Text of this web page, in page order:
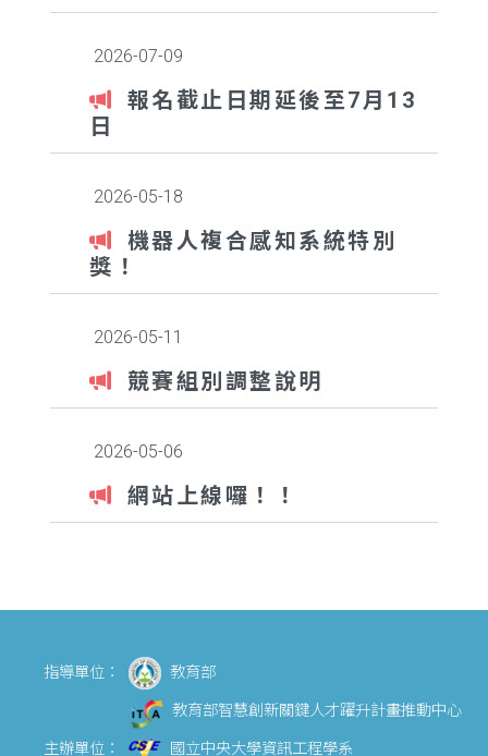
2026-07-09
報名截止日期延後至7月13
日
2026-05-18
機器人複合感知系統特別
獎！
2026-05-11
競賽組別調整說明
2026-05-06
網站上線囉！！
指導單位： 教育部
教育部智慧創新關鍵人才躍升計畫推動中心
主辦單位： 國立中央大學資訊工程學系